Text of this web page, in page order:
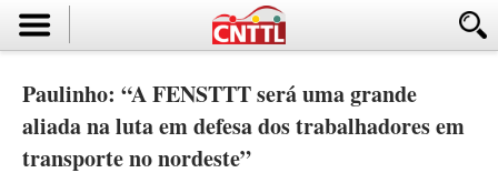
Paulinho: “A FENSTTT será uma grande
aliada na luta em defesa dos trabalhadores em
transporte no nordeste”